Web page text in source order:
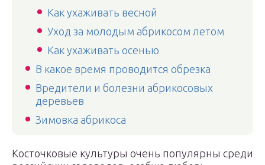
Как ухаживать весной
Уход за молодым абрикосом летом
Как ухаживать осенью
В какое время проводится обрезка
Вредители и болезни абрикосовых
деревьев
Зимовка абрикоса
Косточковые культуры очень популярны среди